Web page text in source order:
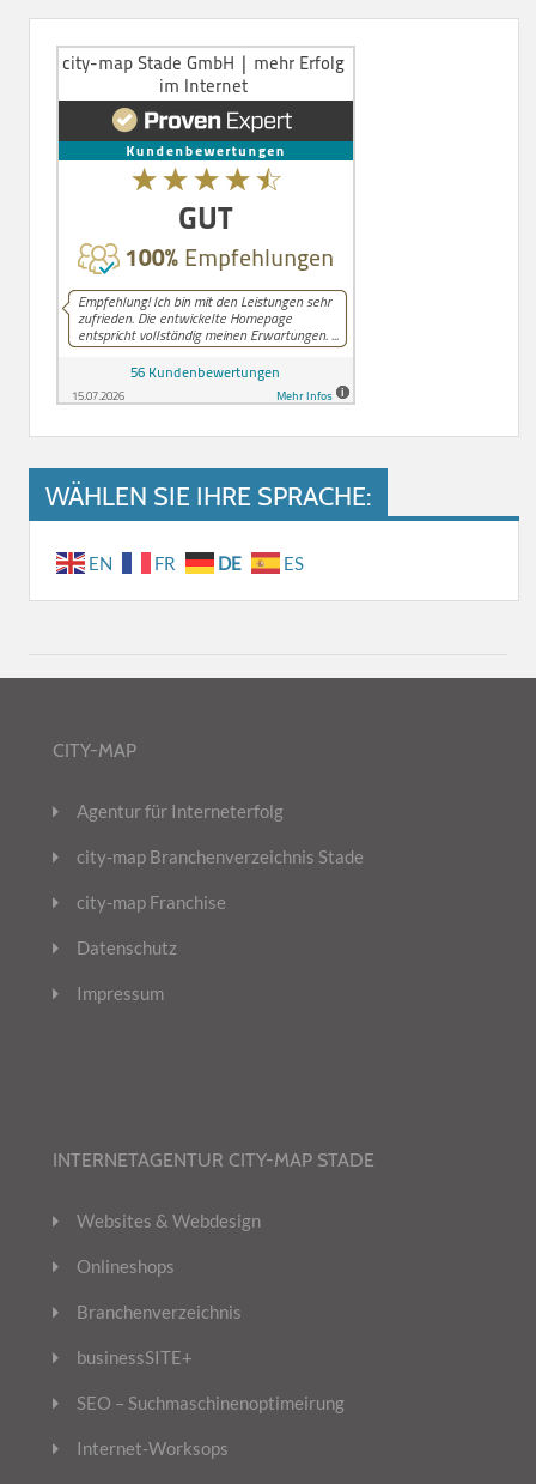
WÄHLEN SIE IHRE SPRACHE:
EN FR DE ES
CITY-MAP
Agentur für Interneterfolg
city-map Branchenverzeichnis Stade
city-map Franchise
Datenschutz
Impressum
INTERNETAGENTUR CITY-MAP STADE
Websites & Webdesign
Onlineshops
Branchenverzeichnis
businessSITE+
SEO – Suchmaschinenoptimeirung
Internet-Worksops